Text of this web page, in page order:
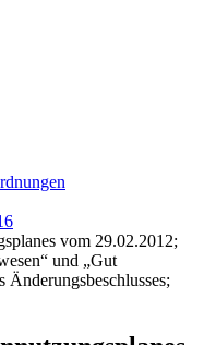
vom 29.02.2012;
und „Gut